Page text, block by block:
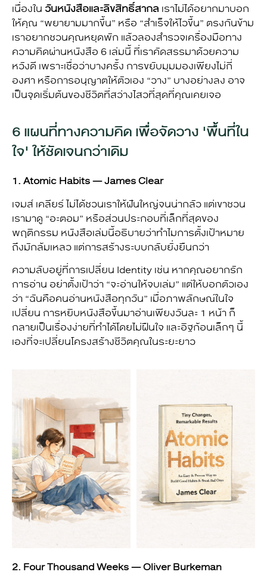
เนื่องใน วันหนังสือและลิขสิทธิ์สากล เราไม่ได้อยากมาบอก
ให้คุณ “พยายามมากขึ้น” หรือ “สำเร็จให้ไวขึ้น” ตรงกันข้าม
เราอยากชวนคุณหยุดพัก แล้วลองสำรวจเครื่องมือทาง
ความคิดผ่านหนังสือ 6 เล่มนี้ ที่เราคัดสรรมาด้วยความ
หวังดี เพราะเชื่อว่าบางครั้ง การขยับมุมมองเพียงไม่กี่
องศา หรือการอนุญาตให้ตัวเอง “วาง” บางอย่างลง อาจ
เป็นจุดเริ่มต้นของชีวิตที่สว่างไสวที่สุดที่คุณเคยเจอ
6 แผนที่ทางความคิด เพื่อจัดวาง 'พื้นที่ใน
ใจ' ให้ชัดเจนกว่าเดิม
1. Atomic Habits — James Clear
เจมส์ เคลียร์ ไม่ได้ชวนเราให้ฝันใหญ่จนน่ากลัว แต่เขาชวน
เรามาดู “อะตอม” หรือส่วนประกอบที่เล็กที่สุดของ
พฤติกรรม หนังสือเล่มนี้อธิบายว่าทำไมการตั้งเป้าหมาย
ถึงมักล้มเหลว แต่การสร้างระบบกลับยั่งยืนกว่า
ความลับอยู่ที่การเปลี่ยน Identity เช่น หากคุณอยากรัก
การอ่าน อย่าตั้งเป้าว่า “จะอ่านให้จบเล่ม” แต่ให้บอกตัวเอง
ว่า “ฉันคือคนอ่านหนังสือทุกวัน” เมื่อภาพลักษณ์ในใจ
เปลี่ยน การหยิบหนังสือขึ้นมาอ่านเพียงวันละ 1 หน้า ก็
กลายเป็นเรื่องง่ายที่ทำได้โดยไม่ฝืนใจ และอิฐก้อนเล็กๆ นี้
เองที่จะเปลี่ยนโครงสร้างชีวิตคุณในระยะยาว
2. Four Thousand Weeks — Oliver Burkeman